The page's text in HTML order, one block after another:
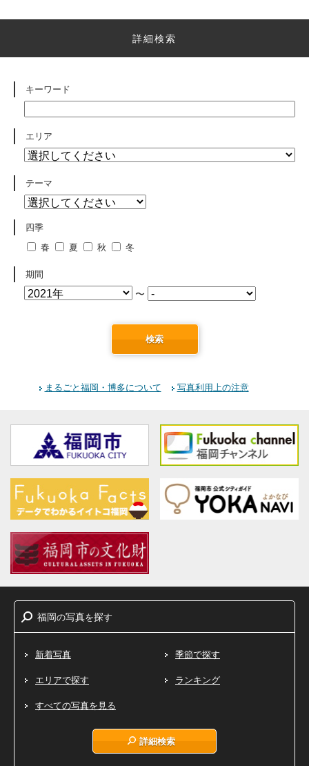
詳細検索
キーワード
エリア
テーマ
四季
春
夏 秋 冬
期間
〜
検索
まるごと福岡・博多について 写真利用上の注意
福岡の写真を探す
新着写真 季節で探す
エリアで探す ランキング
すべての写真を見る
詳細検索